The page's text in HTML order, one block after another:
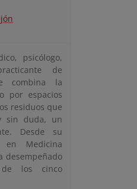
psicólogo,
de
combina la
por espacios
residuos que
sin duda, un
Desde su
en Medicina
desempeñado
los cinco